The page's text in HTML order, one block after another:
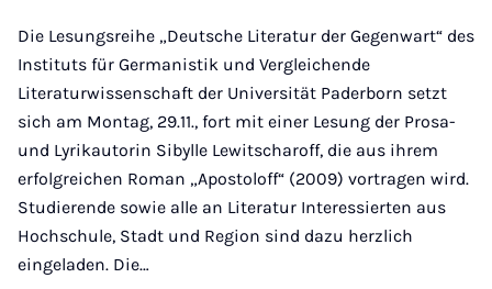
Die Lesungsreihe „Deutsche Literatur der Gegenwart“ des
Instituts für Germanistik und Vergleichende
Literaturwissenschaft der Universität Paderborn setzt
sich am Montag, 29.11., fort mit einer Lesung der Prosa-
und Lyrikautorin Sibylle Lewitscharoff, die aus ihrem
erfolgreichen Roman „Apostoloff“ (2009) vortragen wird.
Studierende sowie alle an Literatur Interessierten aus
Hochschule, Stadt und Region sind dazu herzlich
eingeladen. Die…